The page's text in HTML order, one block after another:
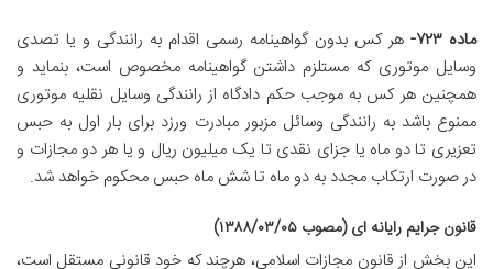
ماده ۷۲۳-
هر کس بدون گواهینامه رسمی اقدام به رانندگی و یا تصدی
وسایل موتوری که مستلزم داشتن گواهینامه مخصوص است، بنماید و
همچنین هر کس به موجب حکم دادگاه از رانندگی وسایل نقلیه موتوری
ممنوع باشد به رانندگی وسائل مزبور مبادرت ورزد برای بار اول به حبس
تعزیری تا دو ماه یا جزای نقدی تا یک میلیون ریال و یا هر دو مجازات و
در صورت ارتکاب مجدد به دو ماه تا شش ماه حبس محکوم خواهد شد.
قانون جرایم رایانه ای (مصوب ۱۳۸۸/۰۳/۰۵)
این بخش از قانون مجازات اسلامی، هرچند که خود قانونی مستقل است،